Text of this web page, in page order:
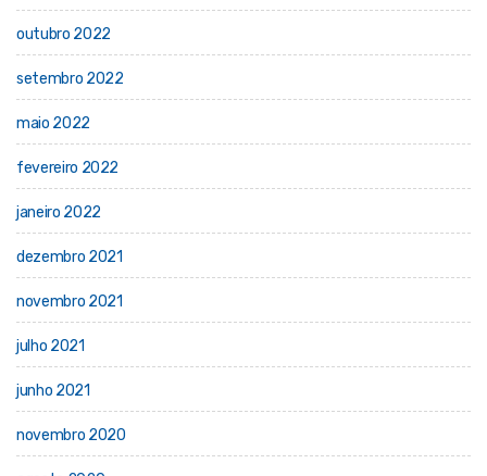
outubro 2022
setembro 2022
maio 2022
fevereiro 2022
janeiro 2022
dezembro 2021
novembro 2021
julho 2021
junho 2021
novembro 2020